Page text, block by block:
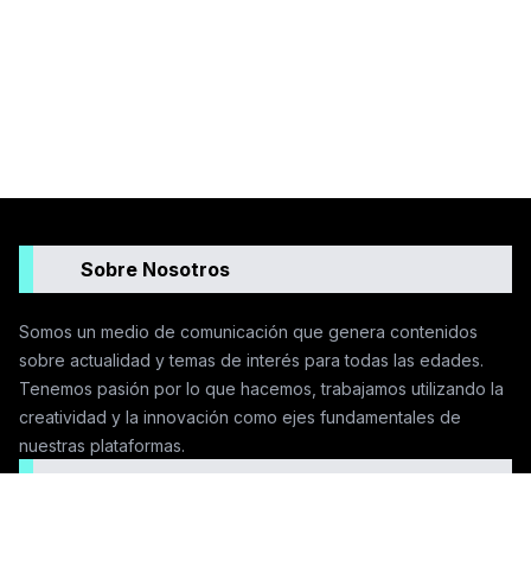
Sobre Nosotros
Somos un medio de comunicación que genera contenidos
sobre actualidad y temas de interés para todas las edades.
Tenemos pasión por lo que hacemos, trabajamos utilizando la
creatividad y la innovación como ejes fundamentales de
nuestras plataformas.